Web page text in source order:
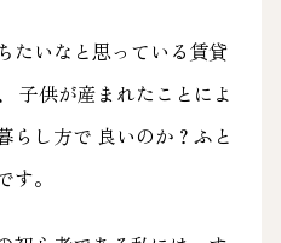
たいなと思っている賃貸
子供が産まれたことによ
らし方で 良いのか？ふと
。